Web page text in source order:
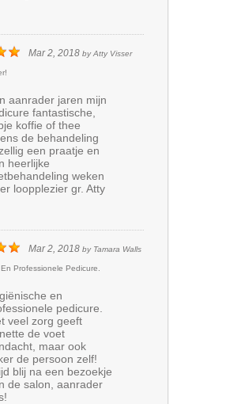
Mar 2, 2018 byAtty Visser
aanrader jaren mijn
fantastische,
koffie of thee
de behandeling
een praatje en
heerlijke
weken
loopplezier gr. Atty
Mar 2, 2018 by Tamara Walls
Professionele Pedicure.
en
pedicure.
veel zorg geeft
de voet
maar ook
de persoon zelf!
blij na een bezoekje
de salon, aanrader